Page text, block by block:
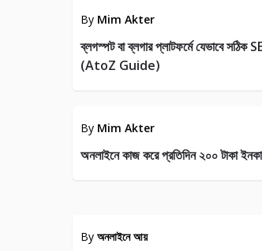
By Mim Akter
ব্লগস্পট বা ব্লগার প্লাটফর্মে যেভাবে সঠিক
(AtoZ Guide)
By Mim Akter
অনলাইনে কাজ করে প্রতিদিন ২০০ টাকা
By অনলাইনে আয়